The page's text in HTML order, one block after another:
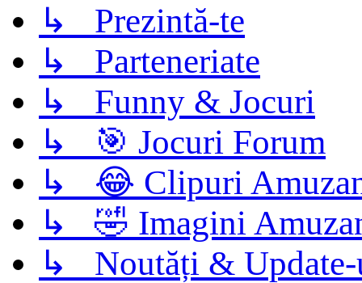
↳ Prezintă-te
↳ Parteneriate
↳ Funny & Jocuri
↳ 🎯 Jocuri Forum
↳ 😂 Clipuri
↳ 🤣 Imagini
↳ Noutăți &